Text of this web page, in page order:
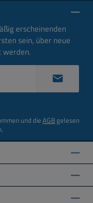
erscheinenden
sein, über neue
werden.
und dieAGBgelesen